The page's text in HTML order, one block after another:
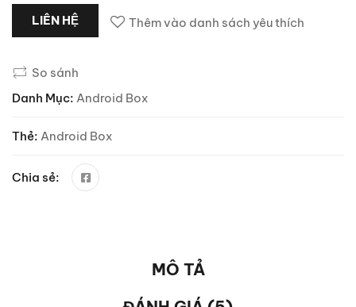
LIÊN HỆ Thêm vào danh sách yêu thích
So sánh
Danh Mục: Android Box
Thẻ: Android Box
Chia sẻ:
MÔ TẢ